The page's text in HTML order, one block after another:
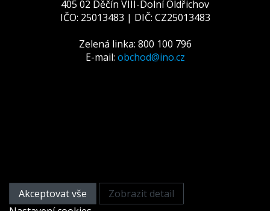
405 02 Děčín VIII-Dolní Oldřichov
IČO: 25013483 | DIČ: CZ25013483
Zelená linka: 800 100 796
E-mail: obchod@ino.cz
Akceptovat vše
Zobrazit detail